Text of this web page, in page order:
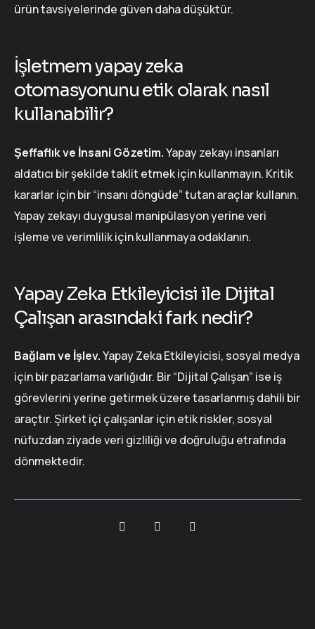
ürün tavsiyelerinde güven daha düşüktür.
İşletmem yapay zeka
otomasyonunu etik olarak nasıl
kullanabilir?
Şeffaflık ve İnsani Gözetim.Yapay zekayı insanları
aldatıcı bir şekilde taklit etmek için kullanmayın. Kritik
kararlar için bir “insanı döngüde” tutan araçlar kullanın.
Yapay zekayı duygusal manipülasyon yerine veri
işleme ve verimlilik için kullanmaya odaklanın.
Yapay Zeka Etkileyicisi ile Dijital
Çalışan arasındaki fark nedir?
Bağlam ve İşlev.Yapay Zeka Etkileyicisi, sosyal medya
için bir pazarlama varlığıdır. Bir “Dijital Çalışan” ise iş
görevlerini yerine getirmek üzere tasarlanmış dahili bir
araçtır. Şirket içi çalışanlar için etik riskler, sosyal
nüfuzdan ziyade veri gizliliği ve doğruluğu etrafında
dönmektedir.